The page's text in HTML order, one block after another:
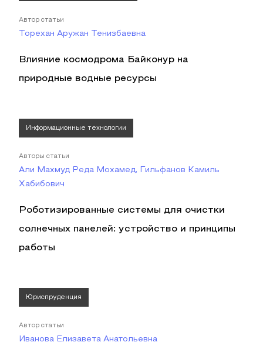
Автор статьи
Торехан Аружан Тенизбаевна
Влияние космодрома Байконур на
природные водные ресурсы
Информационные технологии
Авторы статьи
Али Махмуд Реда Мохамед, Гильфанов Камиль
Хабибович
Роботизированные системы для очистки
солнечных панелей: устройство и принципы
работы
Юриспруденция
Автор статьи
Иванова Елизавета Анатольевна